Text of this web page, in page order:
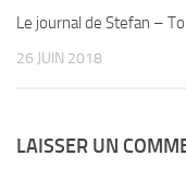
Le journal de Stefan –
26 JUIN 2018
LAISSER UN